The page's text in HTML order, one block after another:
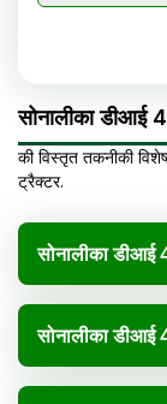
सोनालीका डीआई
की विस्तृत तकनीकी
ट्रैक्टर.
सोनालीका
सोनालीका